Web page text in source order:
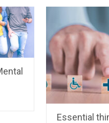
Essential